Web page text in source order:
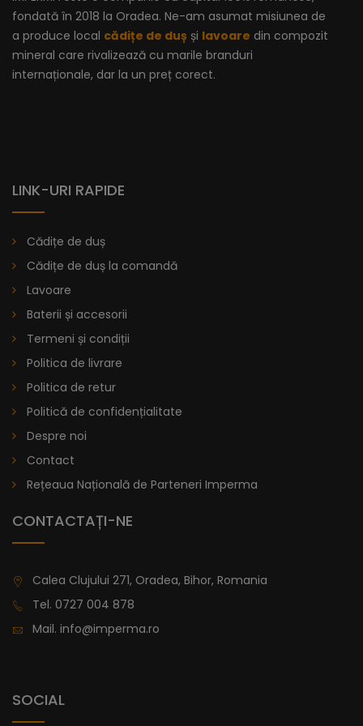
fondată în 2018 la Oradea. Ne-am asumat misiunea de
a produce local cădițe de duș și lavoare din compozit
mineral care rivalizează cu marile branduri
internaționale, dar la un preț corect.
LINK-URI RAPIDE
Cădițe de duș
Cădițe de duș la comandă
Lavoare
Baterii și accesorii
Termeni și condiții
Politica de livrare
Politica de retur
Politică de confidențialitate
Despre noi
Contact
Rețeaua Națională de Parteneri Imperma
CONTACTAȚI-NE
Calea Clujului 271, Oradea, Bihor, Romania
Tel. 0727 004 878
Mail. info@imperma.ro
SOCIAL